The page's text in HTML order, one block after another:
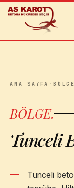
İçeriğe atla
ANA SAYFA ·
BÖLGE.
Tunceli
Tunceli